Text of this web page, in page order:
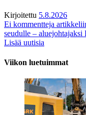
Kirjoitettu 5.8.2026
Ei kommentteja
seudulle –
Lisää uutisia
Viikon luetuimmat